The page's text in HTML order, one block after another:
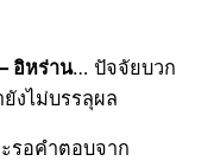
อิหร่าน… ปัจจัยบวก
งไม่บรรลุผล
รอคำตอบจาก